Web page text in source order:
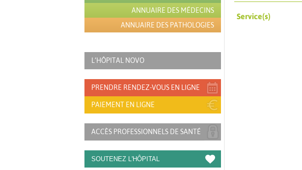
ANNUAIRE DES MÉDECINS
ANNUAIRE DES PATHOLOGIES
L’HÔPITAL NOVO
PRENDRE RENDEZ-VOUS EN LIGNE
PAIEMENT EN LIGNE
ACCÈS PROFESSIONNELS DE SANTÉ
SOUTENEZ L'HÔPITAL
Service(s)